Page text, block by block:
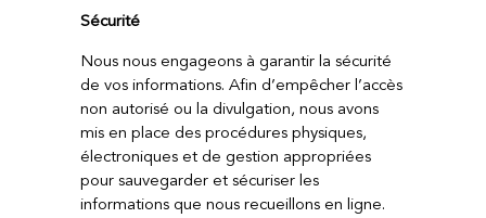
Sécurité
Nous nous engageons à garantir la sécurité
de vos informations. Afin d’empêcher l’accès
non autorisé ou la divulgation, nous avons
mis en place des procédures physiques,
électroniques et de gestion appropriées
pour sauvegarder et sécuriser les
informations que nous recueillons en ligne.